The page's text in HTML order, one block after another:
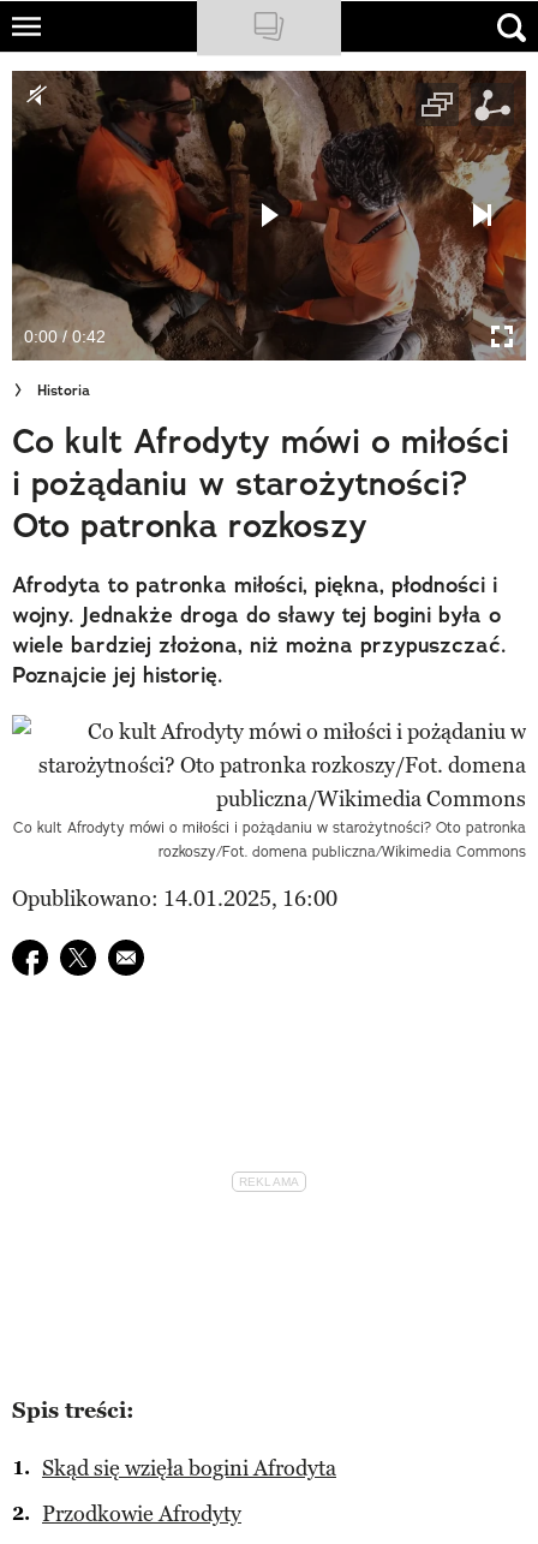
Skip
main
content
NATIONAL GEOGRAPHIC
TRAVELER
PODCASTY
Newsletter
Cuda Polski
Wielki Konkurs Fotograficzny
Trendbook Podróżniczy
Polecane
0:00 / 0:42
Historia
Co kult Afrodyty mówi o miłości
i pożądaniu w starożytności?
Oto patronka rozkoszy
Afrodyta to patronka miłości, piękna, płodności i
wojny. Jednakże droga do sławy tej bogini była o
wiele bardziej złożona, niż można przypuszczać.
Poznajcie jej historię.
Co kult Afrodyty mówi o miłości i pożądaniu w starożytności? Oto patronka
rozkoszy/Fot. domena publiczna/Wikimedia Commons
Opublikowano: 14.01.2025, 16:00
Udostępnij na facebook
Udostępnij na twitter
E-mail do przyjaciela
Spis treści:
Skąd się wzięła bogini Afrodyta
Przodkowie Afrodyty